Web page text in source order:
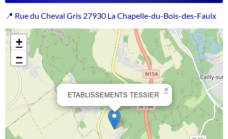
📍 Rue du Cheval Gris 27930 La Chapelle-du-Bois-des-Faulx
ETABLISSEMENTS TESSIER
×
+
−